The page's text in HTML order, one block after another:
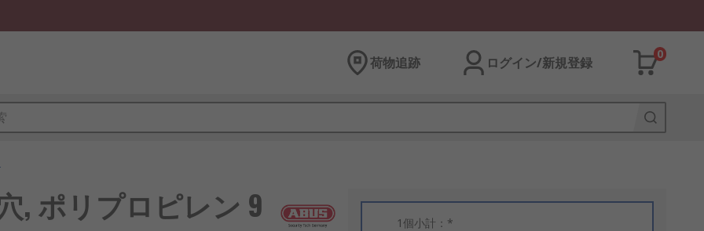
荷物追跡 ログイン/新規登録
0
, ポリプロピレン 9 1個小計：*